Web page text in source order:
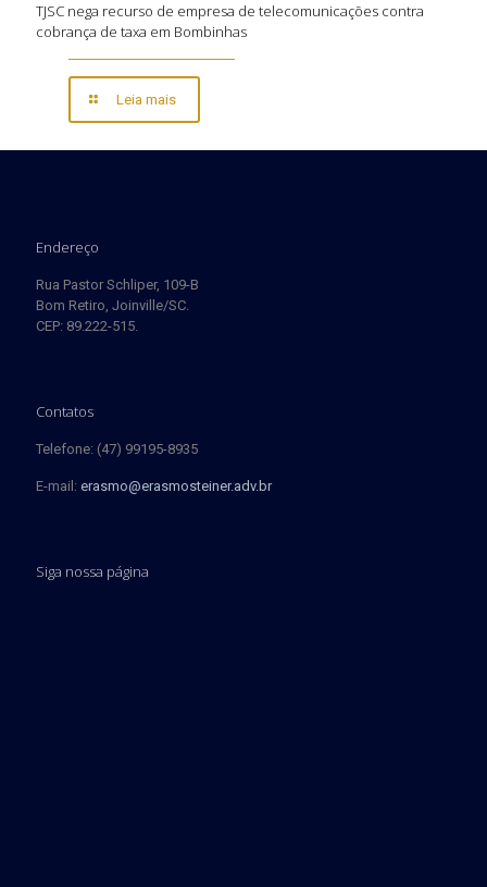
TJSC nega recurso de empresa de telecomunicações contra
cobrança de taxa em Bombinhas
Leia mais
Endereço
Rua Pastor Schliper, 109-B
Bom Retiro, Joinville/SC.
CEP: 89.222-515.
Contatos
Telefone: (47) 99195-8935
E-mail: erasmo@erasmosteiner.adv.br
Siga nossa página